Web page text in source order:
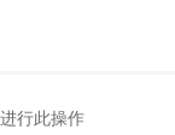
行此操作